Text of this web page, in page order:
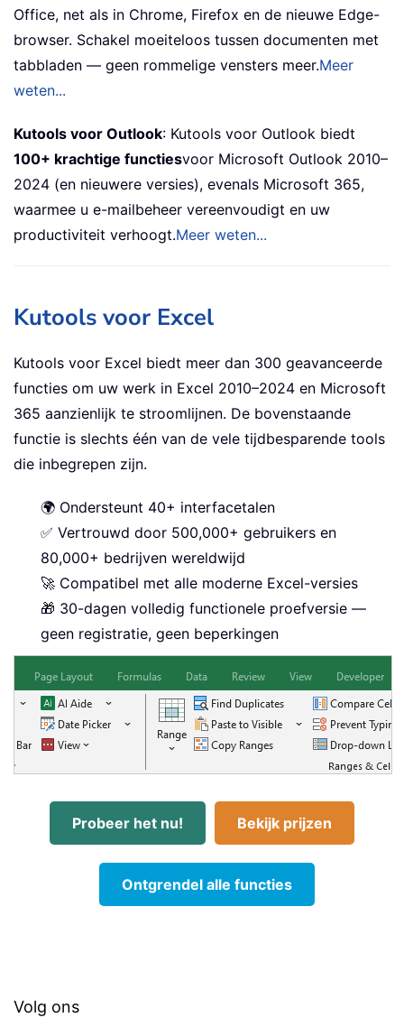
Office, net als in Chrome, Firefox en de nieuwe Edge-
browser. Schakel moeiteloos tussen documenten met
tabbladen — geen rommelige vensters meer.Meer
weten...
Kutools voor Outlook: Kutools voor Outlook biedt
100+ krachtige functiesvoor Microsoft Outlook 2010–
2024 (en nieuwere versies), evenals Microsoft 365,
waarmee u e-mailbeheer vereenvoudigt en uw
productiviteit verhoogt.Meer weten...
Kutools voor Excel
Kutools voor Excel biedt meer dan 300 geavanceerde
functies om uw werk in Excel 2010–2024 en Microsoft
365 aanzienlijk te stroomlijnen. De bovenstaande
functie is slechts één van de vele tijdbesparende tools
die inbegrepen zijn.
🌍 Ondersteunt 40+ interfacetalen
✅ Vertrouwd door 500,000+ gebruikers en
80,000+ bedrijven wereldwijd
🚀 Compatibel met alle moderne Excel-versies
🎁 30-dagen volledig functionele proefversie —
geen registratie, geen beperkingen
Probeer het nu! Bekijk prijzen
Ontgrendel alle functies
Volg ons